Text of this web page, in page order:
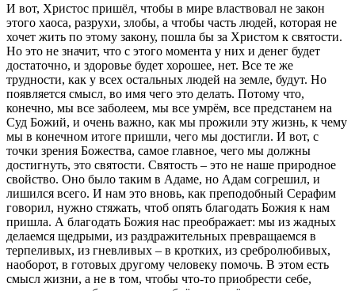
И вот, Христос пришёл, чтобы в мире властвовал не закон
этого хаоса, разрухи, злобы, а чтобы часть людей, которая не
хочет жить по этому закону, пошла бы за Христом к святости.
Но это не значит, что с этого момента у них и денег будет
достаточно, и здоровье будет хорошее, нет. Все те же
трудности, как у всех остальных людей на земле, будут. Но
появляется смысл, во имя чего это делать. Потому что,
конечно, мы все заболеем, мы все умрём, все предстанем на
Суд Божий, и очень важно, как мы прожили эту жизнь, к чему
мы в конечном итоге пришли, чего мы достигли. И вот, с
точки зрения Божества, самое главное, чего мы должны
достигнуть, это святости. Святость – это не наше природное
свойство. Оно было таким в Адаме, но Адам согрешил, и
лишился всего. И нам это вновь, как преподобный Серафим
говорил, нужно стяжать, чтоб опять благодать Божия к нам
пришла. А благодать Божия нас преображает: мы из жадных
делаемся щедрыми, из раздражительных превращаемся в
терпеливых, из гневливых – в кротких, из сребролюбивых,
наоборот, в готовых другому человеку помочь. В этом есть
смысл жизни, а не в том, чтобы что-то приобрести себе,